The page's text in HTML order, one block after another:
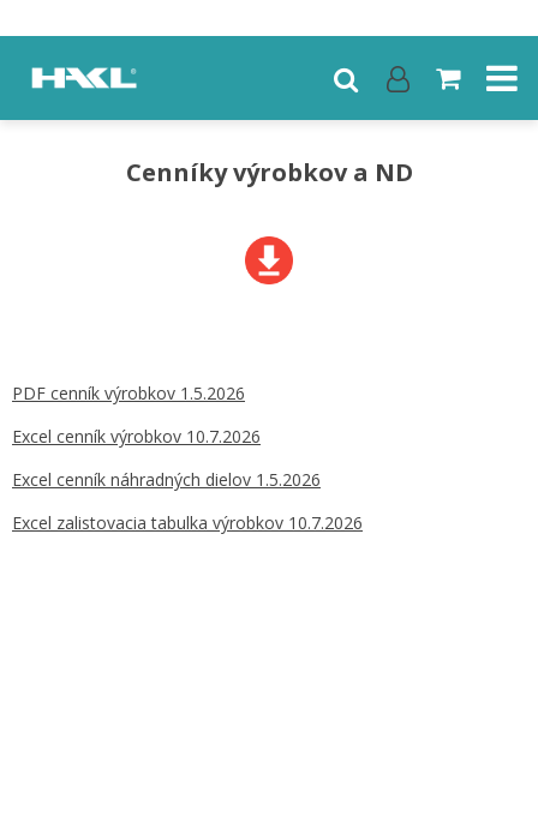
Cenníky výrobkov a ND
PDF cenník výrobkov 1.5.2026
Excel cenník výrobkov 10.7.2026
Excel cenník náhradných dielov 1.5.2026
Excel zalistovacia tabulka výrobkov 10.7.2026